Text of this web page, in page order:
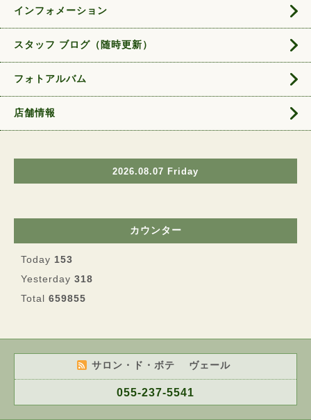
インフォメーション
スタッフ ブログ（随時更新）
フォトアルバム
店舗情報
2026.08.07 Friday
カウンター
Today 153
Yesterday 318
Total 659855
サロン・ド・ボテ ヴェール
055-237-5541